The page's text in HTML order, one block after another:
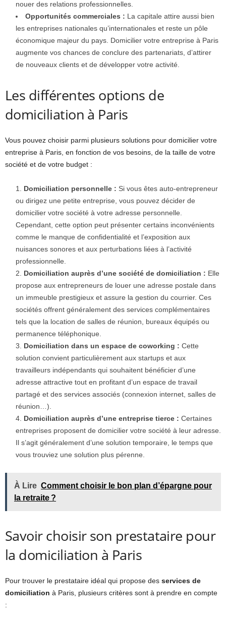
nouer des relations professionnelles.
Opportunités commerciales : La capitale attire aussi bien
les entreprises nationales qu’internationales et reste un pôle
économique majeur du pays. Domicilier votre entreprise à Paris
augmente vos chances de conclure des partenariats, d’attirer
de nouveaux clients et de développer votre activité.
Les différentes options de
domiciliation à Paris
Vous pouvez choisir parmi plusieurs solutions pour domicilier votre
entreprise à Paris, en fonction de vos besoins, de la taille de votre
société et de votre budget :
Domiciliation personnelle : Si vous êtes auto-entrepreneur
ou dirigez une petite entreprise, vous pouvez décider de
domicilier votre société à votre adresse personnelle.
Cependant, cette option peut présenter certains inconvénients
comme le manque de confidentialité et l’exposition aux
nuisances sonores et aux perturbations liées à l’activité
professionnelle.
Domiciliation auprès d’une société de domiciliation : Elle
propose aux entrepreneurs de louer une adresse postale dans
un immeuble prestigieux et assure la gestion du courrier. Ces
sociétés offrent généralement des services complémentaires
tels que la location de salles de réunion, bureaux équipés ou
permanence téléphonique.
Domiciliation dans un espace de coworking : Cette
solution convient particulièrement aux startups et aux
travailleurs indépendants qui souhaitent bénéficier d’une
adresse attractive tout en profitant d’un espace de travail
partagé et des services associés (connexion internet, salles de
réunion…).
Domiciliation auprès d’une entreprise tierce : Certaines
entreprises proposent de domicilier votre société à leur adresse.
Il s’agit généralement d’une solution temporaire, le temps que
vous trouviez une solution plus pérenne.
À Lire Comment choisir le bon plan d’épargne pour
la retraite ?
Savoir choisir son prestataire pour
la domiciliation à Paris
Pour trouver le prestataire idéal qui propose des services de
domiciliation à Paris, plusieurs critères sont à prendre en compte
: